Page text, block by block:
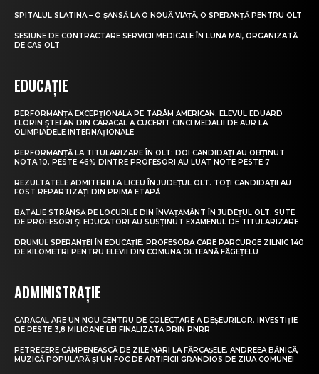
SPITALUL SLATINA – O ȘANSĂ LA O NOUĂ VIAȚĂ, O SPERANȚĂ PENTRU OLT
SESIUNE DE CONTRACTARE SERVICII MEDICALE ÎN LUNA MAI, ORGANIZATĂ
DE CAS OLT
EDUCAȚIE
PERFORMANȚĂ EXCEPȚIONALĂ PE TĂRÂM AMERICAN. ELEVUL EDUARD
FLORIN ȘTEFAN DIN CARACAL A CUCERIT CINCI MEDALII DE AUR LA
OLIMPIADELE INTERNAȚIONALE
PERFORMANȚĂ LA TITULARIZARE ÎN OLT: DOI CANDIDAȚI AU OBȚINUT
NOTA 10. PESTE 46% DINTRE PROFESORI AU LUAT NOTE PESTE 7
REZULTATELE ADMITERII LA LICEU ÎN JUDEȚUL OLT. TOȚI CANDIDAȚII AU
FOST REPARTIZAȚI DIN PRIMA ETAPĂ
BĂTĂLIE STRÂNSĂ PE LOCURILE DIN ÎNVĂȚĂMÂNT ÎN JUDEȚUL OLT. SUTE
DE PROFESORI ȘI EDUCATORI AU SUSȚINUT EXAMENUL DE TITULARIZARE
DRUMUL SPERANȚEI ÎN EDUCAȚIE. PROFESORA CARE PARCURGE ZILNIC 140
DE KILOMETRI PENTRU ELEVII DIN COMUNA OLTEANĂ FĂGEȚELU
ADMINISTRAȚIE
CARACAL ARE UN NOU CENTRU DE COLECTARE A DEȘEURILOR. INVESTIȚIE
DE PESTE 3,8 MILIOANE LEI FINALIZATĂ PRIN PNRR
PETRECERE CÂMPENEASCĂ DE ZILE MARI LA FĂRCAȘELE. ANDREEA BĂNICĂ,
MUZICĂ POPULARĂ ȘI UN FOC DE ARTIFICII GRANDIOS DE ZIUA COMUNEI